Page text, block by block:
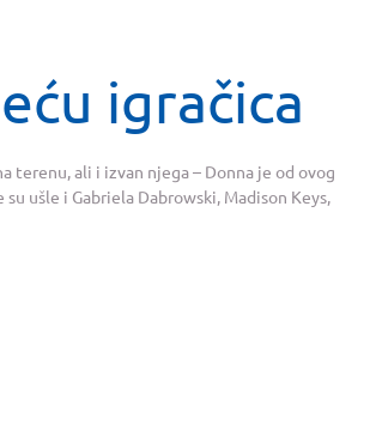
igračica
terenu, ali i izvan njega – Donna je od ovog
ušle i Gabriela Dabrowski, Madison Keys,